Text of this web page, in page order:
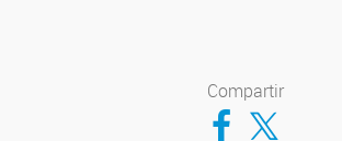
Compartir
Compartir en Facebook
Compartir en Twitter